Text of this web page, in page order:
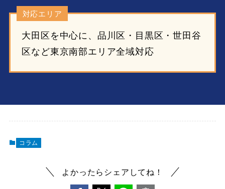
対応エリア
大田区を中心に、品川区・目黒区・世田谷
区など東京南部エリア全域対応
コラム
よかったらシェアしてね！